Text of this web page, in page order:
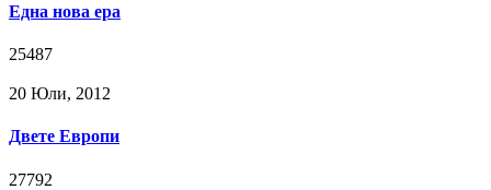
Една нова ера
25487
20 Юли, 2012
Двете Европи
27792